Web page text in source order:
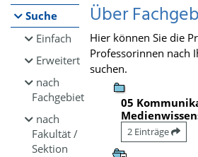
Suche
Einfach
Erweitert
nach
Fachgebiet
nach
Fakultät /
Sektion
Über
Hier können Sie die
Professorinnen nach
suchen.
05
2 Einträge